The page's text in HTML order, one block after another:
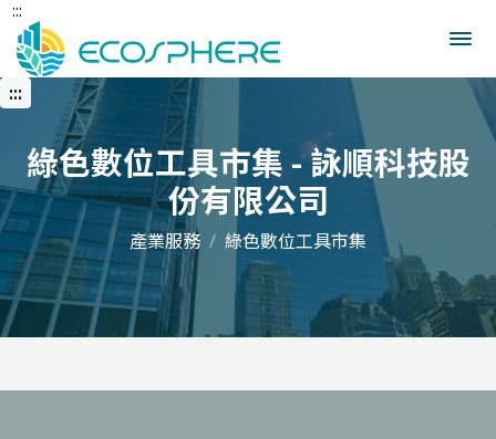
跳
到
中
內
:::
:::
綠色數位工具市集 - 詠順科技股
份有限公司
產業服務 綠色數位工具市集